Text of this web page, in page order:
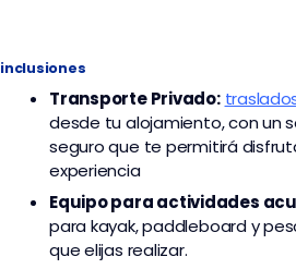
inclusiones
TransportePrivado:
desde tu alojamiento, con un
seguro que te permitirá
experiencia
Equipo para actividades
para kayak, paddleboard y
que elijas realizar.